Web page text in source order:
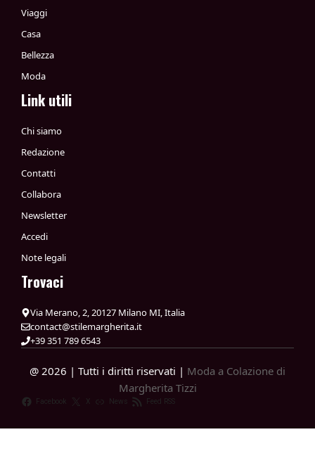
Viaggi
Casa
Bellezza
Moda
Link utili
Chi siamo
Redazione
Contatti
Collabora
Newsletter
Accedi
Note legali
Trovaci
Via Merano, 2, 20127 Milano MI, Italia
contact@stilemargherita.it
+39 351 789 6543
@ 2026 | Tutti i diritti riservati | Moda a Colazione di
Margherita Tizzi
Facebook X News Feed RSS